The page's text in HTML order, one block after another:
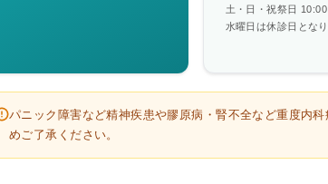
土・日・祝祭日
水曜日は休診日とな
パニック障害など精神疾患や膠原病・腎不全など重度内
めご了承ください。